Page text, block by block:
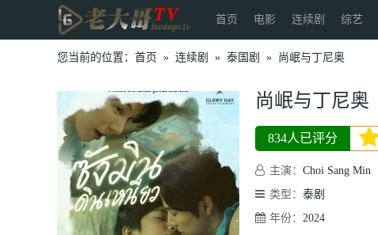
首页 电影 连续剧 综艺
您当前的位置： 首页 » 连续剧 » 泰国剧 » 尚岷与丁尼奥
尚岷与丁尼奥
834人已评分
主演： Choi Sang Min
类型： 泰剧
年份： 2024